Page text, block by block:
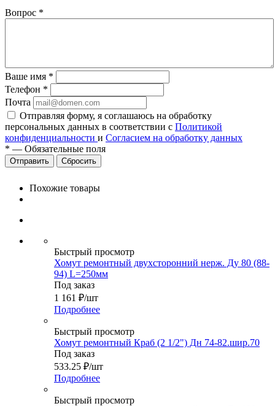
Вопрос *
Ваше имя *
Телефон *
Почта
Отправляя форму, я соглашаюсь на обработку
персональных данных в соответствии с Политикой
конфиденциальности и Согласием на обработку данных
* — Обязательные поля
Сбросить
Похожие товары
Быстрый просмотр
Хомут ремонтный двухсторонний нерж. Ду 80 (88-
94) L=250мм
Под заказ
1 161 ₽/шт
Подробнее
Быстрый просмотр
Хомут ремонтный Краб (2 1/2") Дн 74-82.шир.70
Под заказ
533.25 ₽/шт
Подробнее
Быстрый просмотр